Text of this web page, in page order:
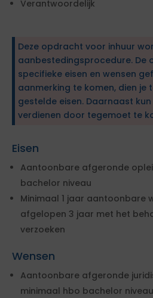
Verantwoordelijk
Deze opdracht voor inhuur
aanbestedingsprocedure. De
specifieke eisen en wensen
aanmerking te komen, dien je
gestelde eisen. Daarnaast
verdienen door tegemoet te
Eisen
Aantoonbare afgeronde
bachelor niveau
Minimaal 1 jaar aantoonbare
afgelopen 3 jaar met het
verzoeken
Wensen
Aantoonbare afgeronde
minimaal hbo bachelor niveau